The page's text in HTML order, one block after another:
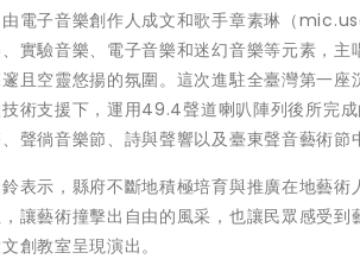
由電子音樂創作人成文和歌手章素琳（
實驗音樂、電子音樂和迷幻音樂等元素，
且空靈悠揚的氛圍。這次進駐全臺灣第一
術支援下，運用49.4聲道喇叭陣列後所完
聲徜音樂節、詩與聲響以及臺東聲音藝術節
表示，縣府不斷地積極培育與推廣在地藝
讓藝術撞擊出自由的風采，也讓民眾感受
創教室呈現演出。